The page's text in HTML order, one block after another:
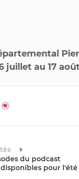
juillet au 17
du podcast
pour l'été